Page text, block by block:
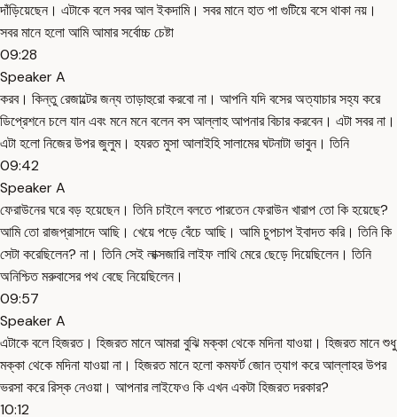
দাঁড়িয়েছেন। এটাকে বলে সবর আল ইকদামি। সবর মানে হাত পা গুটিয়ে বসে থাকা নয়।
সবর মানে হলো আমি আমার সর্বোচ্চ চেষ্টা
09:28
Speaker A
করব। কিন্তু রেজাল্টের জন্য তাড়াহুরো করবো না। আপনি যদি বসের অত্যাচার সহ্য করে
ডিপ্রেশনে চলে যান এবং মনে মনে বলেন বস আল্লাহ আপনার বিচার করবেন। এটা সবর না।
এটা হলো নিজের উপর জুলুম। হযরত মুসা আলাইহি সালামের ঘটনাটা ভাবুন। তিনি
09:42
Speaker A
ফেরাউনের ঘরে বড় হয়েছেন। তিনি চাইলে বলতে পারতেন ফেরাউন খারাপ তো কি হয়েছে?
আমি তো রাজপ্রাসাদে আছি। খেয়ে পড়ে বেঁচে আছি। আমি চুপচাপ ইবাদত করি। তিনি কি
সেটা করেছিলেন? না। তিনি সেই লাক্সজারি লাইফ লাথি মেরে ছেড়ে দিয়েছিলেন। তিনি
অনিশ্চিত মরুবাসের পথ বেছে নিয়েছিলেন।
09:57
Speaker A
এটাকে বলে হিজরত। হিজরত মানে আমরা বুঝি মক্কা থেকে মদিনা যাওয়া। হিজরত মানে শুধু
মক্কা থেকে মদিনা যাওয়া না। হিজরত মানে হলো কমফর্ট জোন ত্যাগ করে আল্লাহর উপর
ভরসা করে রিস্ক নেওয়া। আপনার লাইফেও কি এখন একটা হিজরত দরকার?
10:12